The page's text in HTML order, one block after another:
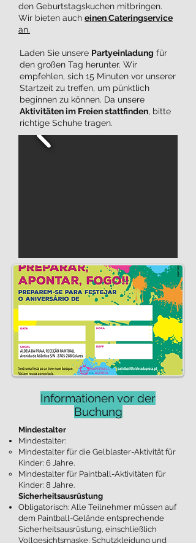
den Geburtstagskuchen mitbringen.
Wir bieten auch einen Cateringservice
an.
Laden Sie unsere Partyeinladung für
den großen Tag herunter. Wir
empfehlen, sich 15 Minuten vor unserer
Startzeit zu treffen, um pünktlich
beginnen zu können. Da unsere
Aktivitäten im Freien stattfinden, bitte
richtige Schuhe tragen.
Informationen vor der
Buchung
Mindestalter
Mindestalter:
Mindestalter für die Gelblaster-Aktivität für
Kinder: 6 Jahre.
Mindestalter für Paintball-Aktivitäten für
Kinder: 8 Jahre.
Sicherheitsausrüstung
Obligatorisch: Alle Teilnehmer müssen auf
dem Paintball-Gelände entsprechende
Sicherheitsausrüstung, einschließlich
Vollgesichtsmaske, Schutzkleidung und